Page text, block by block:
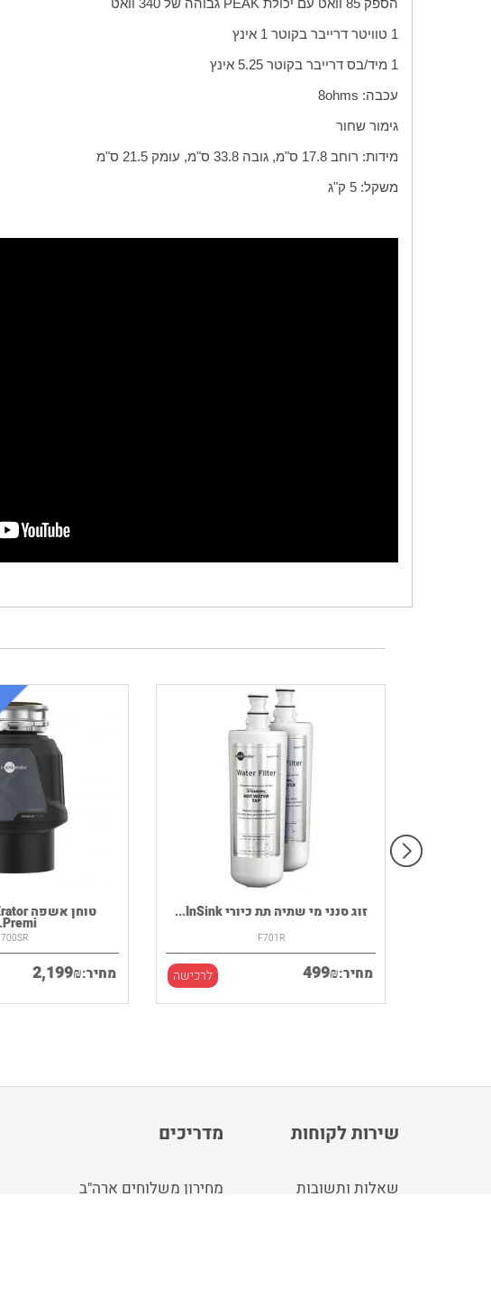
הספק 85 וואט עם יכולת
PEAK גבוהה של 340 וואט
1 טוויטר דרייבר בקוטר 1 אינץ
1 מיד/בס דרייבר בקוטר 5.25 אינץ
עכבה: ohms
8
גימור שחור
מידות: רוחב 17.8 ס"מ, גובה 33.8 ס"מ, עומק 21.5 ס"מ
משקל: 5 ק"ג
Premi...
700SR
מחיר: 2,199₪
זוג סנני מי שתיה תת כיורי InSink...
F701R
מחיר: 499₪ לרכישה
מדריכים
מחירון משלוחים ארה"ב
שירות לקוחות
שאלות ותשובות